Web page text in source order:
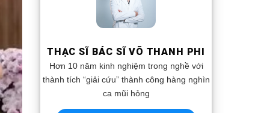
THẠC SĨ BÁC SĨ VÕ THANH PHI
Hơn 10 năm kinh nghiệm trong nghề với
thành tích “giải cứu” thành công hàng nghìn
ca mũi hỏng